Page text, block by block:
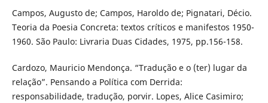
Campos, Augusto de; Campos, Haroldo de; Pignatari, Décio.
Teoria da Poesia Concreta: textos críticos e manifestos 1950-
1960. São Paulo: Livraria Duas Cidades, 1975, pp.156-158.
Cardozo, Mauricio Mendonça. “Tradução e o (ter) lugar da
relação”. Pensando a Política com Derrida:
responsabilidade, tradução, porvir. Lopes, Alice Casimiro;